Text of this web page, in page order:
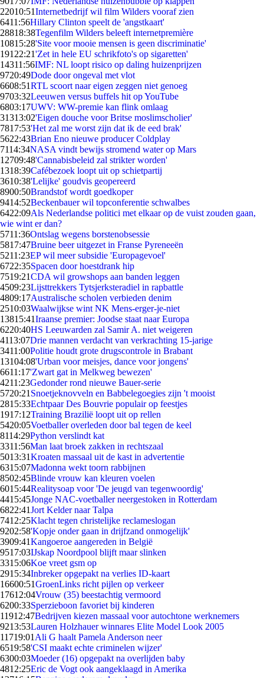
22010:51Internetbedrijf wil film Wilders vooraf zien
6411:56Hillary Clinton speelt de 'angstkaart'
28818:38Tegenfilm Wilders beleeft internetpremière
10815:28'Site voor mooie mensen is geen discriminatie'
191 22:21'Zet in hele EU schrikfoto's op sigaretten'
14311:56IMF: NL loopt risico op daling huizenprijzen
9720:49Dode door ongeval met vlot
6608:51RTL scoort naar eigen zeggen niet genoeg
9703:32Leeuwen versus buffels hit op YouTube
6803:17UWV: WW-premie kan flink omlaag
31313:02'Eigen douche voor Britse moslimscholier'
7817:53'Het zal me worst zijn dat ik de eed brak'
5622:43Brian Eno nieuwe producer Coldplay
7114:34NASA vindt bewijs stromend water op Mars
12709:48'Cannabisbeleid zal strikter worden'
1318:39Cafébezoek loopt uit op schietpartij
3610:38'Lelijke' goudvis geopereerd
8900:50Brandstof wordt goedkoper
9414:52Beckenbauer wil topconferentie schwalbes
6422:09Als Nederlandse politici met elkaar op de vuist zouden gaan,
wie wint er dan?
5711:36Ontslag wegens borstenobsessie
5817:47Bruine beer uitgezet in Franse Pyreneeën
5211:23EP wil meer subsidie 'Europagevoel'
6722:35Spacen door hoestdrank hip
7519:21CDA wil growshops aan banden leggen
4509:23Lijsttrekkers Tytsjerksteradiel in rapbattle
4809:17Australische scholen verbieden denim
2510:03Waalwijkse wint NK Mens-erger-je-niet
13815:41Iraanse premier: Joodse staat naar Europa
6220:40HS Leeuwarden zal Samir A. niet weigeren
4113:07Drie mannen verdacht van verkrachting 15-jarige
3411:00Politie houdt grote drugscontrole in Brabant
13104:08'Urban voor meisjes, dance voor jongens'
6611:17'Zwart gat in Melkweg bewezen'
4211:23Gedonder rond nieuwe Bauer-serie
5720:21 Snoetjeknovveln en Babbelegoegies zijn 't mooist
2815:33Echtpaar Des Bouvrie populair op feestjes
1917:12Training Brazilië loopt uit op rellen
5420:05Voetballer overleden door bal tegen de keel
8114:29Python verslindt kat
3311:56Man laat broek zakken in rechtszaal
5013:31Kroaten massaal uit de kast in advertentie
6315:07Madonna wekt toorn rabbijnen
8502:45Blinde vrouw kan kleuren voelen
6015:44Realitysoap voor 'De jeugd van tegenwoordig'
4415:45Jonge NAC-voetballer neergestoken in Rotterdam
6822:41Jort Kelder naar Talpa
7412:25Klacht tegen christelijke reclameslogan
9202:58'Kopje onder gaan in drijfzand onmogelijk'
3909:41Kangoeroe aangereden in België
9517:03IJskap Noordpool blijft maar slinken
3315:06Koe vreet gsm op
2915:34Inbreker opgepakt na verlies ID-kaart
16600:51GroenLinks richt pijlen op verkeer
17612:04Vrouw (35) beestachtig vermoord
6200:33Sperzieboon favoriet bij kinderen
11912:47Bedrijven kiezen massaal voor autochtone werknemers
9213:53Lauren Holzhauer winnares Elite Model Look 2005
11719:01 Ali G haalt Pamela Anderson neer
6519:58'CSI maakt echte criminelen wijzer'
6300:03Moeder (16) opgepakt na overlijden baby
4812:25Eric de Vogt ook aangeklaagd in Amerika